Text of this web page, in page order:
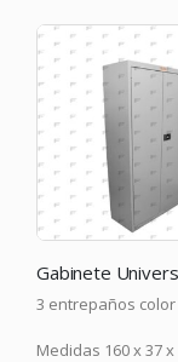
Gabinete Universal 3E -GR
color gris
x 37 x 87 cm